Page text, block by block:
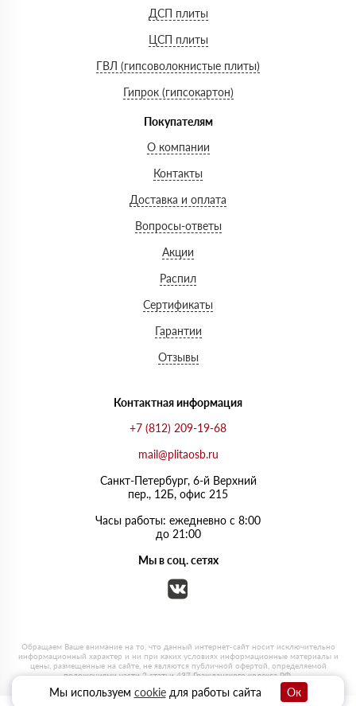
ДСП плиты
ЦСП плиты
ГВЛ (гипсоволокнистые плиты)
Гипрок (гипсокартон)
Покупателям
О компании
Контакты
Доставка и оплата
Вопросы-ответы
Акции
Распил
Сертификаты
Гарантии
Отзывы
Контактная информация
+7 (812) 209-19-68
mail@plitaosb.ru
Санкт-Петербург, 6-й Верхний
пер., 12Б, офис 215
Часы работы: ежедневно с 8:00
до 21:00
Мы в соц. сетях
Мы используем cookieдля работы сайта Ок